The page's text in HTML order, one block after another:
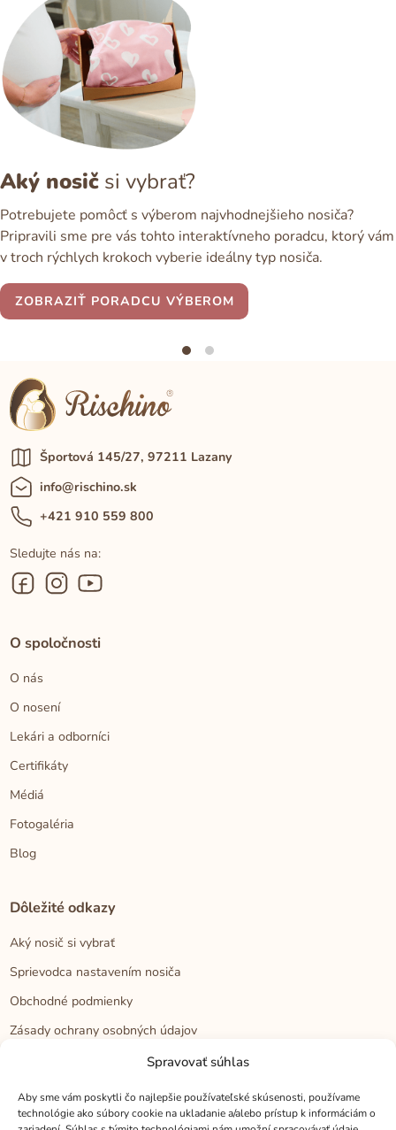
Spravovať súhlas
Aby sme vám poskytli čo najlepšie používateľské skúsenosti, používame
technológie ako súbory cookie na ukladanie a/alebo prístup k informáciám o
Aký nosič si vybrať?
Potrebujete pomôcť s výberom najvhodnejšieho nosiča?
Pripravili sme pre vás tohto interaktívneho poradcu, ktorý vám
v troch rýchlych krokoch vyberie ideálny typ nosiča.
ZOBRAZIŤ PORADCU VÝBEROM
Športová 145/27, 97211 Lazany
info@rischino.sk
+421 910 559 800
Sledujte nás na:
O spoločnosti
O nás
O nosení
Lekári a odborníci
Certifikáty
Médiá
Fotogaléria
Blog
Dôležité odkazy
Aký nosič si vybrať
Sprievodca nastavením nosiča
Obchodné podmienky
Zásady ochrany osobných údajov